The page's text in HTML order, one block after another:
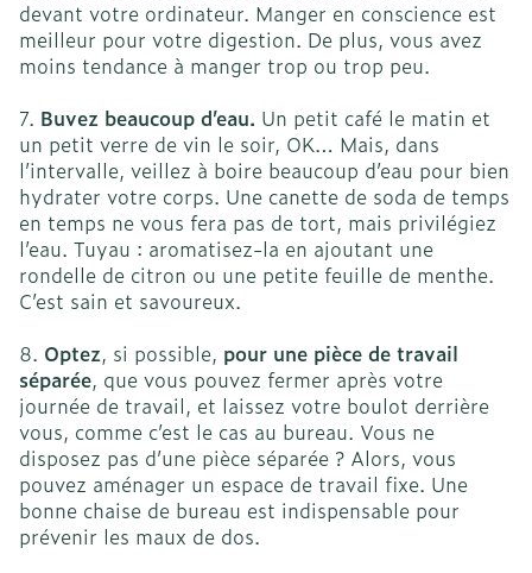
devant votre ordinateur. Manger en conscience est
meilleur pour votre digestion. De plus, vous avez
moins tendance à manger trop ou trop peu.
7. Buvez beaucoup d’eau. Un petit café le matin et
un petit verre de vin le soir, OK… Mais, dans
l’intervalle, veillez à boire beaucoup d’eau pour bien
hydrater votre corps. Une canette de soda de temps
en temps ne vous fera pas de tort, mais privilégiez
l’eau. Tuyau : aromatisez-la en ajoutant une
rondelle de citron ou une petite feuille de menthe.
C’est sain et savoureux.
8. Optez, si possible, pour une pièce de travail
séparée, que vous pouvez fermer après votre
journée de travail, et laissez votre boulot derrière
vous, comme c’est le cas au bureau. Vous ne
disposez pas d’une pièce séparée ? Alors, vous
pouvez aménager un espace de travail fixe. Une
bonne chaise de bureau est indispensable pour
prévenir les maux de dos.